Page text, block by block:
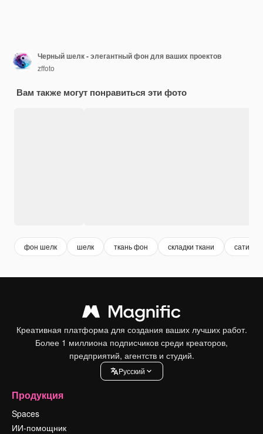
Черный шелк - элегантный фон для ваших проектов
zffoto
Вам также могут понравиться эти фото
фон шелк шелк ткань фон складки ткани сатин
Креативная платформа для создания ваших лучших работ.
Более 1 миллиона подписчиков среди креаторов,
предприятий, агентств и студий.
Pусский
Продукция
Spaces
ИИ-помощник